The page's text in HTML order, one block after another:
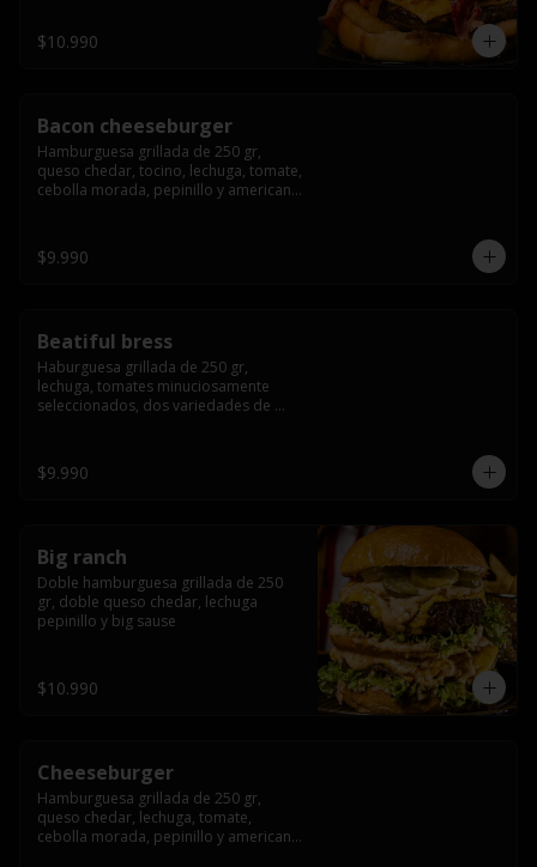
gold glitter
$10.990
Bacon cheeseburger
Hamburguesa grillada de 250 gr,
queso chedar, tocino, lechuga, tomate,
cebolla morada, pepinillo y american
$9.990
Beatiful bress
Haburguesa grillada de 250 gr,
lechuga, tomates minuciosamente
seleccionados, dos variedades de
lentamente en el grill, para finalizar
todo con una envolvente salsa cristal
$9.990
Big ranch
Doble hamburguesa grillada de 250
gr, doble queso chedar, lechuga
pepinillo y big sause
$10.990
Cheeseburger
Hamburguesa grillada de 250 gr,
queso chedar, lechuga, tomate,
cebolla morada, pepinillo y american